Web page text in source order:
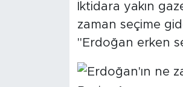
İktidara yakın
zaman seçime
"Erdoğan erken
TARİHTEN GÜNÜMÜZE